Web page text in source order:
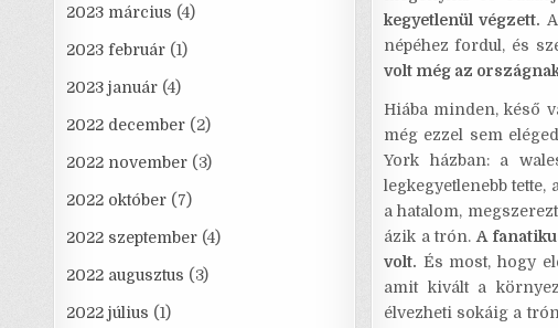
kegyetlenül végzett.
népéhez fordul, és
volt még az
Hiába minden, késő
még ezzel sem
York házban: a
legkegyetlenebb
a hatalom,
ázik a trón.A
volt. És most, hogy
amit kivált a
élvezheti sokáig a
2023 március (4)
2023 február (1)
2023 január (4)
2022 december (2)
2022 november (3)
2022 október (7)
2022 szeptember (4)
2022 augusztus (3)
2022 július (1)